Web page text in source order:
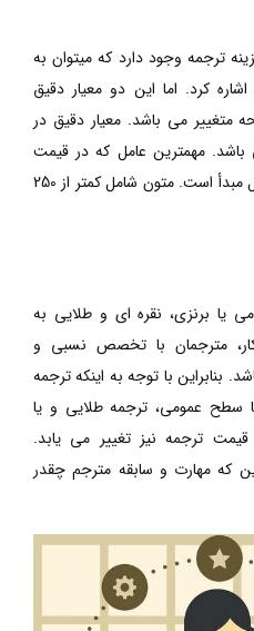
ترجمه وجود دارد که میتوان به
کرد. اما این دو معیار دقیق
می باشد. معیار دقیق در
باشد. مهمترین عامل که در قیمت
ترجمه موثر است، تعداد کلمات فایل مبدأ است. متون شامل کمتر از 250
برنزی، نقره ای و طلایی به
کار، مترجمان با تخصص نسبی و
بنابراین با توجه به اینکه ترجمه
سطح عمومی، ترجمه طلایی و یا
ترجمه نیز تغییر می یابد.
که مهارت و سابقه مترجم چقدر